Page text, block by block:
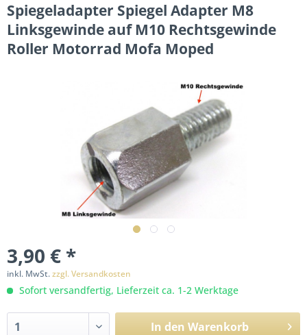
Spiegeladapter Spiegel Adapter M8
Linksgewinde auf M10 Rechtsgewinde
Roller Motorrad Mofa Moped
3,90 € *
inkl. MwSt.zzgl. Versandkosten
Sofort versandfertig, Lieferzeit ca. 1-2 Werktage
In den Warenkorb